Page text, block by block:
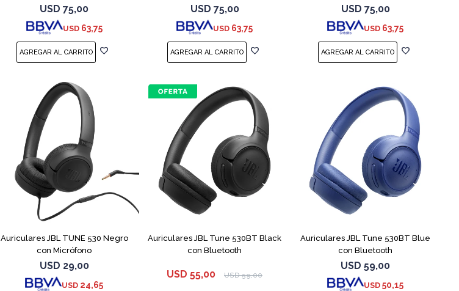
USD 75,00
USD 63,75
USD 75,00
USD 63,75
USD 75,00
USD 63,75
Auriculares JBL TUNE 530 Negro
con Micrófono
USD 29,00
USD 24,65
Auriculares JBL Tune 530BT Black
con Bluetooth
USD 55,00 USD 59,00
Auriculares JBL Tune 530BT Blue
con Bluetooth
USD 59,00
USD 50,15